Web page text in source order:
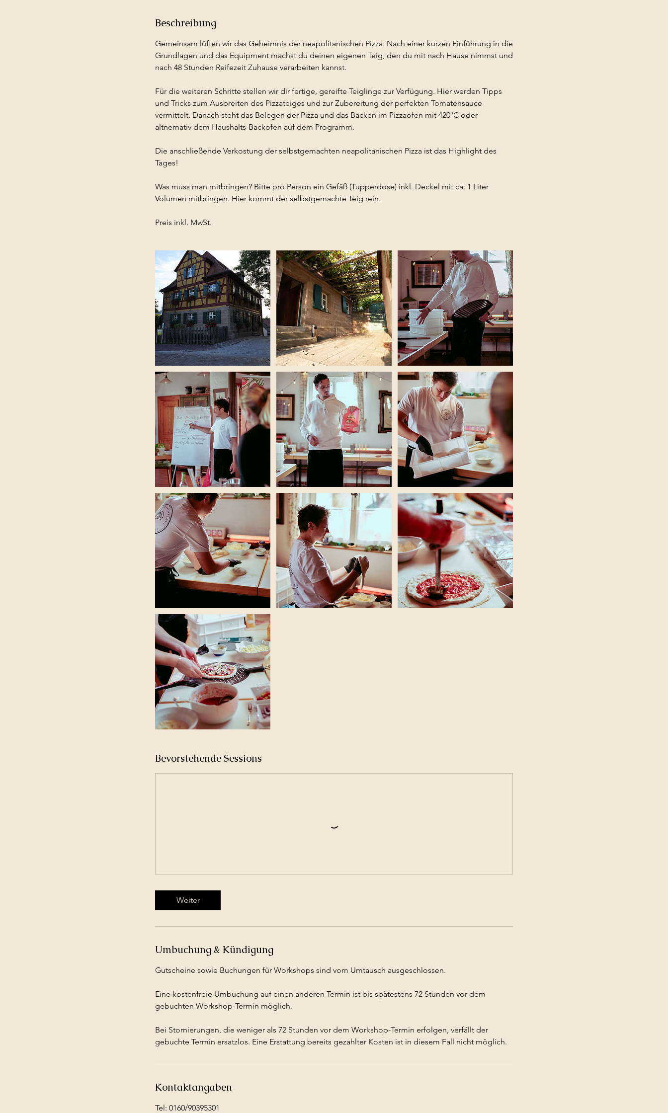
N
o
v
Beschreibung
Gemeinsam lüften wir das Geheimnis der neapolitanischen Pizza. Nach einer kurzen Einführung in die
Grundlagen und das Equipment machst du deinen eigenen Teig, den du mit nach Hause nimmst und
nach 48 Stunden Reifezeit Zuhause verarbeiten kannst.
Für die weiteren Schritte stellen wir dir fertige, gereifte Teiglinge zur Verfügung. Hier werden Tipps
und Tricks zum Ausbreiten des Pizzateiges und zur Zubereitung der perfekten Tomatensauce
vermittelt. Danach steht das Belegen der Pizza und das Backen im Pizzaofen mit 420°C oder
altnernativ dem Haushalts-Backofen auf dem Programm.
Die anschließende Verkostung der selbstgemachten neapolitanischen Pizza ist das Highlight des
Tages!
Was muss man mitbringen? Bitte pro Person ein Gefäß (Tupperdose) inkl. Deckel mit ca. 1 Liter
Volumen mitbringen. Hier kommt der selbstgemachte Teig rein.
Preis inkl. MwSt.
Bevorstehende Sessions
Weiter
Umbuchung & Kündigung
Gutscheine sowie Buchungen für Workshops sind vom Umtausch ausgeschlossen.
Eine kostenfreie Umbuchung auf einen anderen Termin ist bis spätestens 72 Stunden vor dem
gebuchten Workshop-Termin möglich.
Bei Stornierungen, die weniger als 72 Stunden vor dem Workshop-Termin erfolgen, verfällt der
gebuchte Termin ersatzlos. Eine Erstattung bereits gezahlter Kosten ist in diesem Fall nicht möglich.
Kontaktangaben
Tel: 0160/90395301